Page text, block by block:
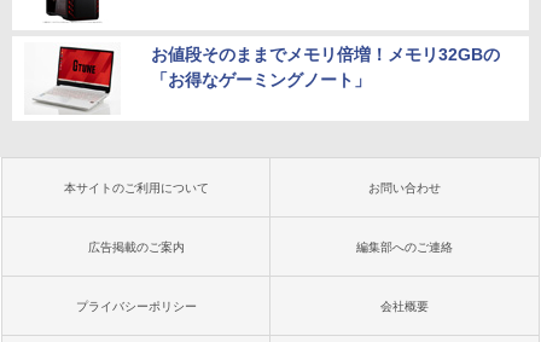
お値段そのままでメモリ倍増！メモリ32GBの
「お得なゲーミングノート」
本サイトのご利用について お問い合わせ
広告掲載のご案内 編集部へのご連絡
プライバシーポリシー 会社概要